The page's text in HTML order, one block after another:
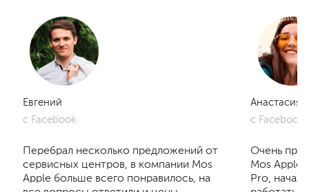
Евгений
с Facebook
Перебрал несколько предложений от
сервисных центров, в компании Mos
Apple больше всего понравилось, на
Анастасия
с Facebook
Очень
Mos
Pro, начал